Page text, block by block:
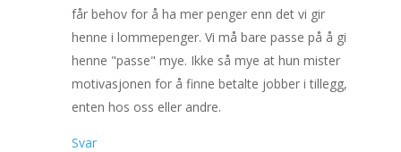
får behov for å ha mer penger enn det vi gir
henne i lommepenger. Vi må bare passe på å gi
henne "passe" mye. Ikke så mye at hun mister
motivasjonen for å finne betalte jobber i tillegg,
enten hos oss eller andre.
Svar